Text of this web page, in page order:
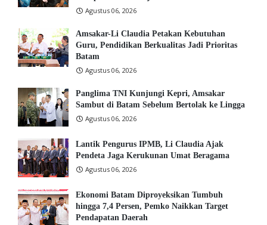
Agustus 06, 2026
Amsakar-Li Claudia Petakan Kebutuhan
Guru, Pendidikan Berkualitas Jadi Prioritas
Batam
Agustus 06, 2026
Panglima TNI Kunjungi Kepri, Amsakar
Sambut di Batam Sebelum Bertolak ke Lingga
Agustus 06, 2026
Lantik Pengurus IPMB, Li Claudia Ajak
Pendeta Jaga Kerukunan Umat Beragama
Agustus 06, 2026
Ekonomi Batam Diproyeksikan Tumbuh
hingga 7,4 Persen, Pemko Naikkan Target
Pendapatan Daerah